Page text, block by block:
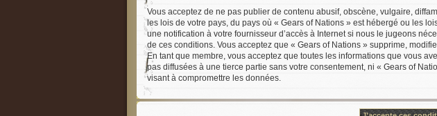
Vous acceptez de ne pas publier de contenu abusif, obscène, vulgaire,
les lois de votre pays, du pays où « Gears of Nations » est hébergé ou les
une notification à votre fournisseur d’accès à Internet si nous le jugeons
de ces conditions. Vous acceptez que « Gears of Nations » supprime,
En tant que membre, vous acceptez que toutes les informations que vous
pas diffusées à une tierce partie sans votre consentement, ni « Gears of
visant à compromettre les données.